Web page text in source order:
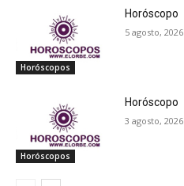
Horóscopos
Horóscopo
5 agosto, 2026
Horóscopos
Horóscopo
3 agosto, 2026